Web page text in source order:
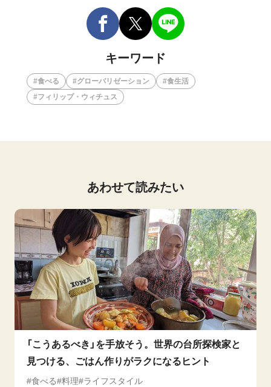
キーワード
食べる グローバリゼーション
食生活
フィリップ・ウィチュス
あわせて読みたい
「こうあるべき」を手放そう。世界の台所探検家と
見つける、ごはん作りがラクになるヒント
食べる 料理
ライフスタイル